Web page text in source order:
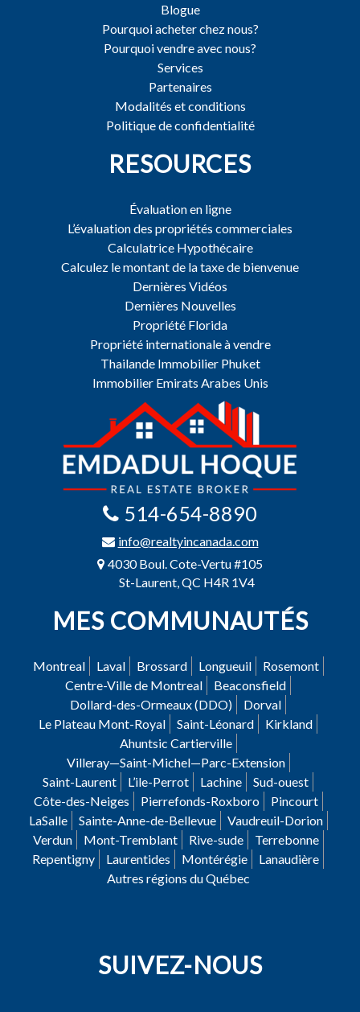
Blogue
Pourquoi acheter chez nous?
Pourquoi vendre avec nous?
Services
Partenaires
Modalités et conditions
Politique de confidentialité
RESOURCES
Évaluation en ligne
L’évaluation des propriétés commerciales
Calculatrice Hypothécaire
Calculez le montant de la taxe de bienvenue
Dernières Vidéos
Dernières Nouvelles
Propriété Florida
Propriété internationale à vendre
Thailande Immobilier Phuket
Immobilier Emirats Arabes Unis
514-654-8890
info@realtyincanada.com
4030 Boul. Cote-Vertu #105
St-Laurent, QC H4R 1V4
MES COMMUNAUTÉS
Montreal Laval Brossard Longueuil
Rosemont
Centre-Ville de Montreal
Beaconsfield
Dollard-des-Ormeaux (DDO)
Dorval
Le Plateau Mont-Royal
Saint-Léonard
Kirkland
Ahuntsic Cartierville
Villeray—Saint-Michel—Parc-Extension
Saint-Laurent
L’ile-Perrot Lachine
Sud-ouest
Côte-des-Neiges
Pierrefonds-Roxboro
Pincourt
LaSalle
Sainte-Anne-de-Bellevue
Vaudreuil-Dorion
Verdun
Mont-Tremblant Rive-sude
Terrebonne
Repentigny
Laurentides Montérégie
Lanaudière
Autres régions du Québec
SUIVEZ-NOUS